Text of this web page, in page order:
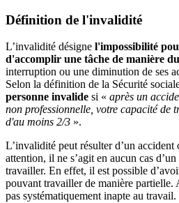
Définition de l'invalidité
L’invalidité désigne l'impossibilité
d'accomplir une tâche de manière
interruption ou une diminution de ses
Selon la définition de la Sécurité
personne invalide si « après un
non professionnelle, votre capacité de
d'au moins 2/3 ».
L’invalidité peut résulter d’un accident
attention, il ne s’agit en aucun cas
travailler. En effet, il est possible
pouvant travailler de manière partielle.
pas systématiquement inapte au travail.